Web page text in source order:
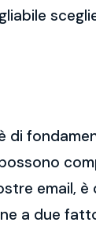
di
email,
a due